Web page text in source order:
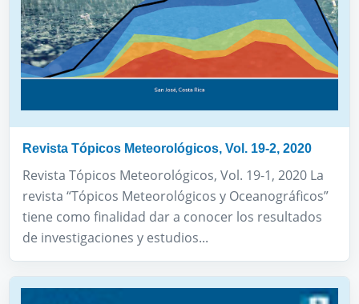
Revista Tópicos Meteorológicos, Vol. 19-2, 2020
Revista Tópicos Meteorológicos, Vol. 19-1, 2020 La
revista “Tópicos Meteorológicos y Oceanográficos”
tiene como finalidad dar a conocer los resultados
de investigaciones y estudios...